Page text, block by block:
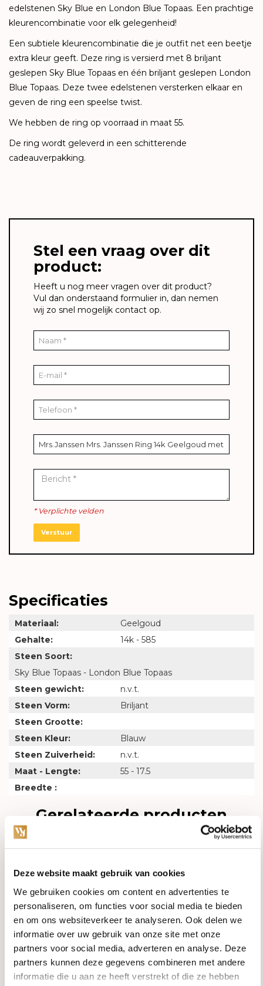
Deze website maakt gebruik van cookies
We gebruiken cookies om content en advertenties te
personaliseren, om functies voor social media te bieden
en om ons websiteverkeer te analyseren. Ook delen we
informatie over uw gebruik van onze site met onze
partners voor social media, adverteren en analyse. Deze
partners kunnen deze gegevens combineren met andere
informatie die u aan ze heeft verstrekt of die ze hebben
edelstenen Sky Blue en London Blue Topaas. Een prachtige
kleurencombinatie voor elk gelegenheid!
Een subtiele kleurencombinatie die je outfit net een beetje
extra kleur geeft. Deze ring is versierd met 8 briljant
geslepen Sky Blue Topaas en één briljant geslepen London
Blue Topaas. Deze twee edelstenen versterken elkaar en
geven de ring een speelse twist.
We hebben de ring op voorraad in maat 55.
De ring wordt geleverd in een schitterende
cadeauverpakking.
Stel een vraag over dit
product:
Heeft u nog meer vragen over dit product?
Vul dan onderstaand formulier in, dan nemen
wij zo snel mogelijk contact op.
* Verplichte velden
Verstuur
Specificaties
Materiaal:
Geelgoud
Gehalte:
14k - 585
Steen Soort:
Sky Blue Topaas - London Blue Topaas
Steen gewicht:
n.v.t.
Steen Vorm:
Briljant
Steen Grootte:
Steen Kleur:
Blauw
Steen Zuiverheid:
n.v.t.
Maat - Lengte:
55 - 17.5
Breedte :
Gerelateerde producten
Op voorraad Op voorraad